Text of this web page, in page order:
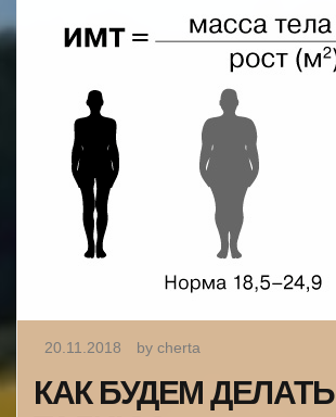
20.11.2018 by cherta
КАК БУДЕМ ДЕЛАТЬ